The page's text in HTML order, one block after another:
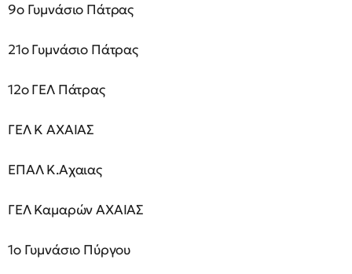
9ο Γυμνάσιο Πάτρας
21ο Γυμνάσιο Πάτρας
12ο ΓΕΛ Πάτρας
ΓΕΛ Κ ΑΧΑΙΑΣ
ΕΠΑΛ Κ.Αχαιας
ΓΕΛ Καμαρών ΑΧΑΙΑΣ
1ο Γυμνάσιο Πύργου